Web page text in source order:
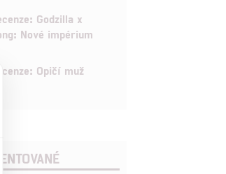
Godzilla x
Nové impérium
Opičí muž